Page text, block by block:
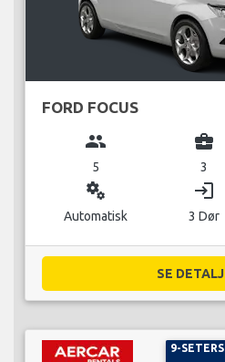
FORD FOCUS
group
5
business_center
3
miscellaneous_services
Automatisk
login
3 Dør
SE
9-